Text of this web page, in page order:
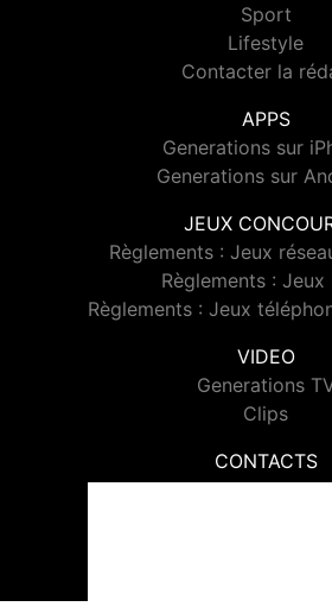
Sport
Lifestyle
Contacter la
APPS
Generations sur
Generations sur
JEUX
Règlements : Jeux
Règlements : Jeux
Règlements : Jeux
VIDEO
Generations
Clips
CONTACTS
Contacter